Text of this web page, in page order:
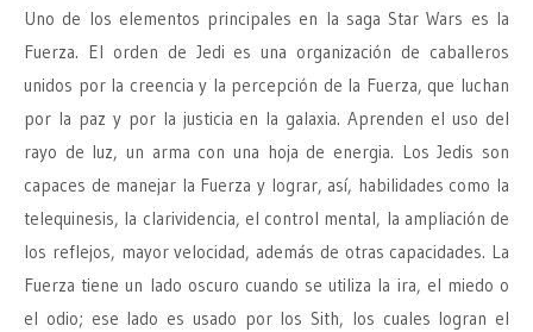
Uno de los elementos principales en la saga Star Wars es la
Fuerza. El orden de Jedi es una organización de caballeros
unidos por la creencia y la percepción de la Fuerza, que luchan
por la paz y por la justicia en la galaxia. Aprenden el uso del
rayo de luz, un arma con una hoja de energia. Los Jedis son
capaces de manejar la Fuerza y lograr, así, habilidades como la
telequinesis, la clarividencia, el control mental, la ampliación de
los reflejos, mayor velocidad, además de otras capacidades. La
Fuerza tiene un lado oscuro cuando se utiliza la ira, el miedo o
el odio; ese lado es usado por los Sith, los cuales logran el